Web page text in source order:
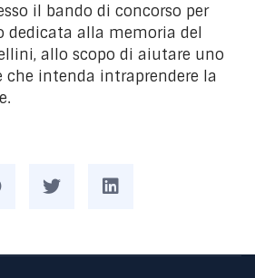
il bando di concorso per
dedicata alla memoria del
allo scopo di aiutare uno
che intenda intraprendere la